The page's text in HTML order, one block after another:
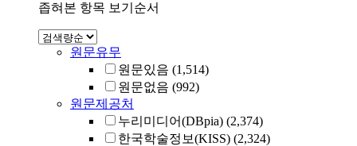
좁혀본 항목 보기순서
원문유무
원문있음 (1,514)
원문없음 (992)
원문제공처
누리미디어(DBpia) (2,374)
한국학술정보(KISS) (2,324)